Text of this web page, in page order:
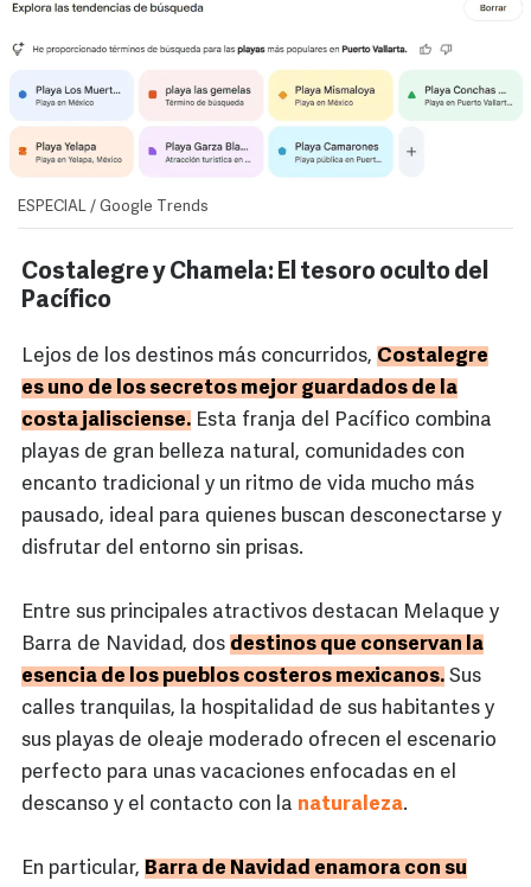
ESPECIAL / Google Trends
Costalegre y Chamela: El tesoro oculto del
Pacífico
Lejos de los destinos más concurridos, Costalegre
es uno de los secretos mejor guardados de la
costa jalisciense. Esta franja del Pacífico combina
playas de gran belleza natural, comunidades con
encanto tradicional y un ritmo de vida mucho más
pausado, ideal para quienes buscan desconectarse y
disfrutar del entorno sin prisas.
Entre sus principales atractivos destacan Melaque y
Barra de Navidad, dos destinos que conservan la
esencia de los pueblos costeros mexicanos. Sus
calles tranquilas, la hospitalidad de sus habitantes y
sus playas de oleaje moderado ofrecen el escenario
perfecto para unas vacaciones enfocadas en el
descanso y el contacto con la naturaleza.
En particular, Barra de Navidad enamora con su